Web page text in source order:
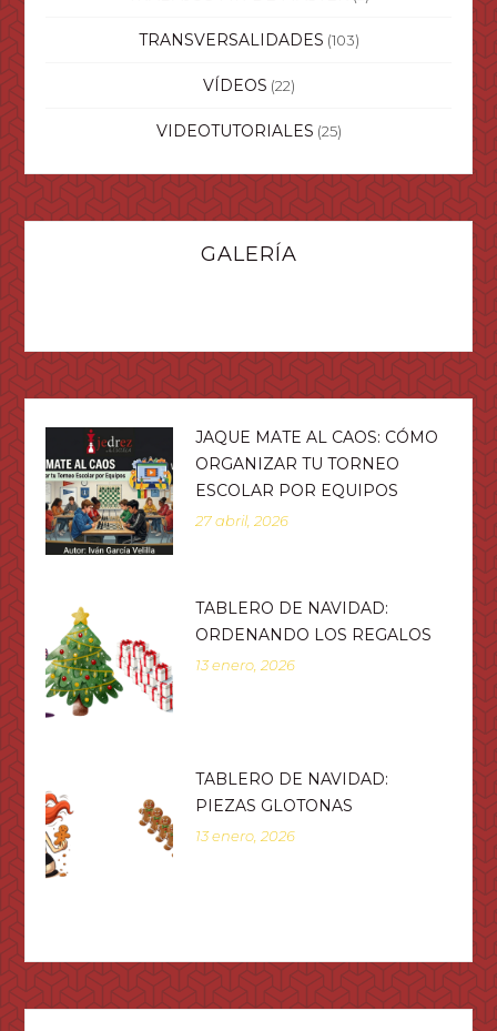
TRANSVERSALIDADES (103)
VÍDEOS (22)
VIDEOTUTORIALES (25)
GALERÍA
JAQUE MATE AL CAOS: CÓMO
ORGANIZAR TU TORNEO
ESCOLAR POR EQUIPOS
27 abril, 2026
TABLERO DE NAVIDAD:
ORDENANDO LOS REGALOS
13 enero, 2026
TABLERO DE NAVIDAD:
PIEZAS GLOTONAS
13 enero, 2026